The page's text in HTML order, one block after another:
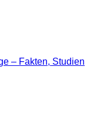
– Fakten, Studien